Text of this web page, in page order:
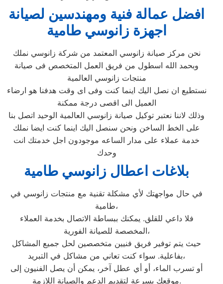
افضل عمالة فنية ومهندسين لصيانة
اجهزة زانوسي طامية
نحن مركز صيانة زانوسي المعتمد من شركة زانوسي نملك
وبحمد الله اسطول من فريق العمل المتخصص فى صيانة
منتجات زانوسي العالمية
نستطيع ان نصل اليك اينما كنت وفى اى وقت هدفنا هو ارضاء
العميل الى اقصى درجة ممكنة
وذلك لاننا نعتبر توكيل صيانة زانوسي العالمية الوحيد اتصل بنا
على الخط الساخن ونحن سنصل اليك اينما كنت ايضا نملك
خدمة عملاء على مدار الساعه موجودون اجل خدمتك انت
وحدك
بلاغات اعطال زانوسي طامية
في حال مواجهتك لأي مشكلة تقنية مع منتجات زانوسي في
طامية،
فلا داعي للقلق. يمكنك ببساطة الاتصال بخدمة العملاء
المخصصة للصيانة الفورية،
حيث يتم توفير فريق فنيين متخصصين لحل جميع المشاكل
بفاعلية. سواء كنت تعاني من مشاكل في التبريد،
أو تسرب الماء، أو أي عطل آخر، يمكن أن يصل الفنيون إلى
موقعك بسرعة لتقديم الدعم والصيانة اللازمة.